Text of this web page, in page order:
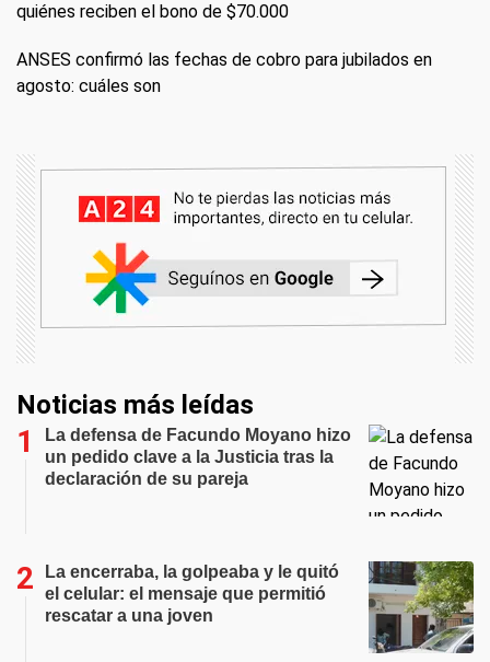
quiénes reciben el bono de $70.000
ANSES confirmó las fechas de cobro para jubilados en
agosto: cuáles son
Noticias más leídas
La defensa de Facundo Moyano hizo
un pedido clave a la Justicia tras la
declaración de su pareja
La encerraba, la golpeaba y le quitó
el celular: el mensaje que permitió
rescatar a una joven